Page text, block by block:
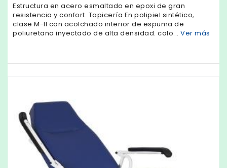
Estructura en acero esmaltado en epoxi de gran
resistencia y confort. Tapicería En polipiel sintético,
clase M-II con acolchado interior de espuma de
poliuretano inyectado de alta densidad. colo... Ver más